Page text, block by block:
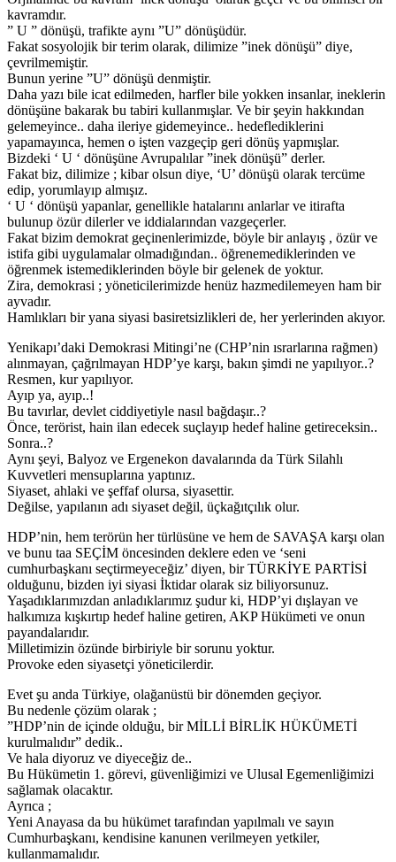
kavramdır.
” U ” dönüşü, trafikte aynı ”U” dönüşüdür.
Fakat sosyolojik bir terim olarak, dilimize ”inek dönüşü” diye,
çevrilmemiştir.
Bunun yerine ”U” dönüşü denmiştir.
Daha yazı bile icat edilmeden, harfler bile yokken insanlar, ineklerin
dönüşüne bakarak bu tabiri kullanmışlar. Ve bir şeyin hakkından
gelemeyince.. daha ileriye gidemeyince.. hedeflediklerini
yapamayınca, hemen o işten vazgeçip geri dönüş yapmışlar.
Bizdeki ‘ U ‘ dönüşüne Avrupalılar ”inek dönüşü” derler.
Fakat biz, dilimize ; kibar olsun diye, ‘U’ dönüşü olarak tercüme
edip, yorumlayıp almışız.
‘ U ‘ dönüşü yapanlar, genellikle hatalarını anlarlar ve itirafta
bulunup özür dilerler ve iddialarından vazgeçerler.
Fakat bizim demokrat geçinenlerimizde, böyle bir anlayış , özür ve
istifa gibi uygulamalar olmadığından.. öğrenemediklerinden ve
öğrenmek istemediklerinden böyle bir gelenek de yoktur.
Zira, demokrasi ; yöneticilerimizde henüz hazmedilemeyen ham bir
ayvadır.
Hamlıkları bir yana siyasi basiretsizlikleri de, her yerlerinden akıyor.
Yenikapı’daki Demokrasi Mitingi’ne (CHP’nin ısrarlarına rağmen)
alınmayan, çağrılmayan HDP’ye karşı, bakın şimdi ne yapılıyor..?
Resmen, kur yapılıyor.
Ayıp ya, ayıp..!
Bu tavırlar, devlet ciddiyetiyle nasıl bağdaşır..?
Önce, terörist, hain ilan edecek suçlayıp hedef haline getireceksin..
Sonra..?
Aynı şeyi, Balyoz ve Ergenekon davalarında da Türk Silahlı
Kuvvetleri mensuplarına yaptınız.
Siyaset, ahlaki ve şeffaf olursa, siyasettir.
Değilse, yapılanın adı siyaset değil, üçkağıtçılık olur.
HDP’nin, hem terörün her türlüsüne ve hem de SAVAŞA karşı olan
ve bunu taa SEÇİM öncesinden deklere eden ve ‘seni
cumhurbaşkanı seçtirmeyeceğiz’ diyen, bir TÜRKİYE PARTİSİ
olduğunu, bizden iyi siyasi İktidar olarak siz biliyorsunuz.
Yaşadıklarımızdan anladıklarımız şudur ki, HDP’yi dışlayan ve
halkımıza kışkırtıp hedef haline getiren, AKP Hükümeti ve onun
payandalarıdır.
Milletimizin özünde birbiriyle bir sorunu yoktur.
Provoke eden siyasetçi yöneticilerdir.
Evet şu anda Türkiye, olağanüstü bir dönemden geçiyor.
Bu nedenle çözüm olarak ;
”HDP’nin de içinde olduğu, bir MİLLİ BİRLİK HÜKÜMETİ
kurulmalıdır” dedik..
Ve hala diyoruz ve diyeceğiz de..
Bu Hükümetin 1. görevi, güvenliğimizi ve Ulusal Egemenliğimizi
sağlamak olacaktır.
Ayrıca ;
Yeni Anayasa da bu hükümet tarafından yapılmalı ve sayın
Cumhurbaşkanı, kendisine kanunen verilmeyen yetkiler,
kullanmamalıdır.